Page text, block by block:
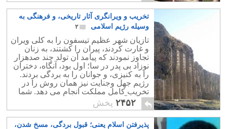
تخریب و ویرانگری آثار تاریخی، و فرهنگی به
وسیله رژیم اسلامی
۲
تازیان شهر عظیم تیسفون را به کلی ویران
و غارت کردند، پیران را کشتند، به زنان
تجاوز نمودند که پیامد آن تولد چند صدهزار
نوزاد بی پدر در سا؛ اول بود، آنگاه، دختران
را به کنیزی، و جوانان را به بردگی بردند.
رژیم جهل وجنایت نیز همان روش را در
تخریب کامل مملکت انجام می دهد. شما
لیست آن را اینجا می بینید.
۲۴۵۲ پخش
پذیرفتن اسلام یعنی؛ قبول بردگی، مسخ شدن،